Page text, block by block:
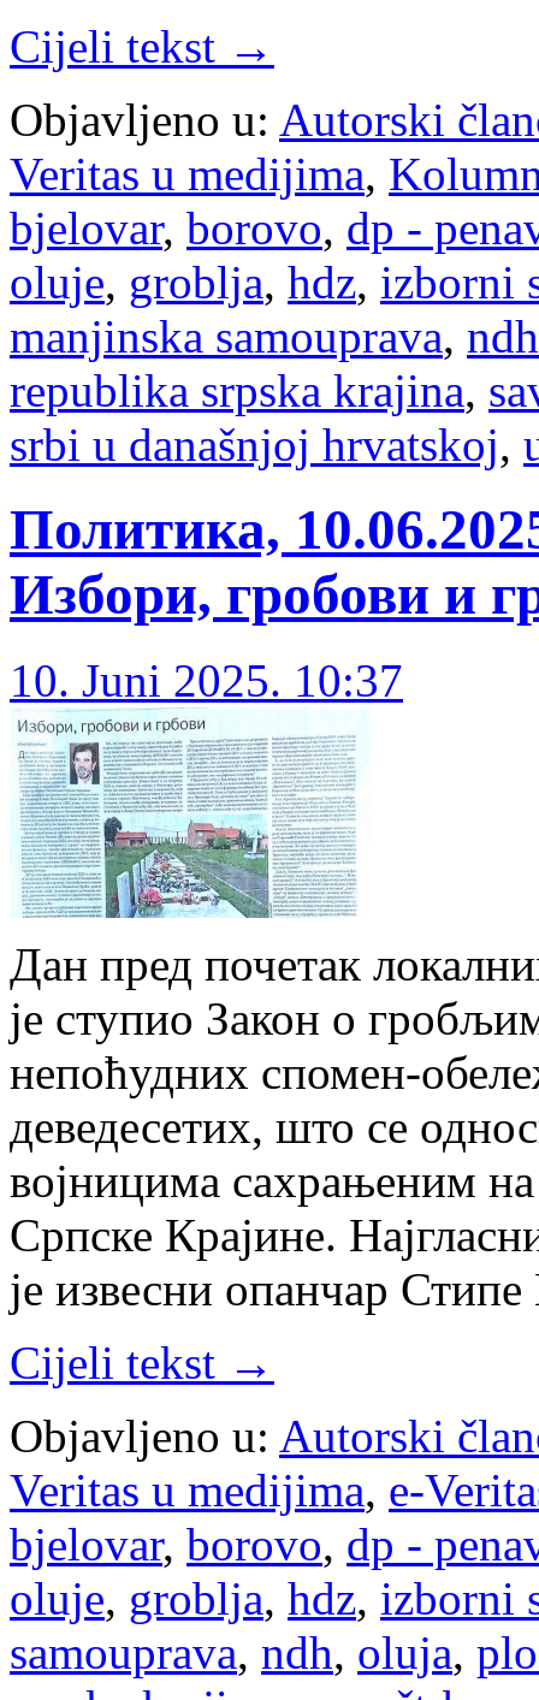
Cijeli tekst →
Objavljeno u: Autorski
Veritas u medijima,
bjelovar, borovo, dp -
oluje, groblja, hdz, izborni
manjinska samouprava, ndh
republika srpska krajina,
srbi u današnjoj hrvatskoj,
Политика,
Избори, гробови и
10. Juni 2025. 10:37
Дан пред почетак
је ступио Закон о
непоћудних спомен-
деведесетих, што се
војницима сахрањеним
Српске Крајине.
је извесни опанчар
Cijeli tekst →
Objavljeno u: Autorski
Veritas u medijima, e-
bjelovar, borovo, dp -
oluje, groblja, hdz, izborni
samouprava, ndh, oluja,